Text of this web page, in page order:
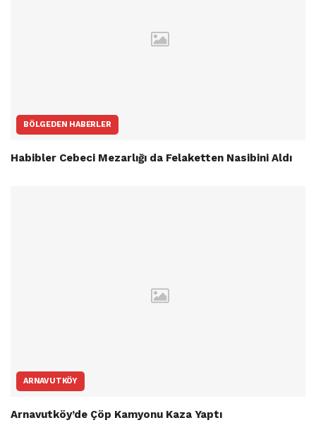
BÖLGEDEN HABERLER
Habibler Cebeci Mezarlığı da Felaketten Nasibini Aldı
ARNAVUTKÖY
Arnavutköy’de Çöp Kamyonu Kaza Yaptı